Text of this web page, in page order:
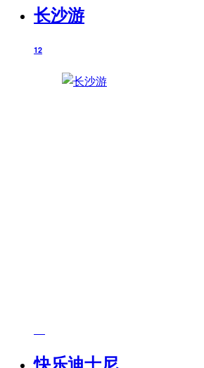
长沙游
12
快乐迪士尼